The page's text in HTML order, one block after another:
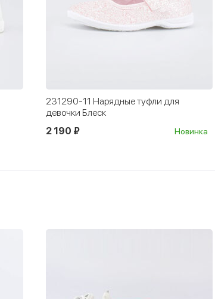
231290-11 Нарядные туфли для
девочки Блеск
2 190 ₽
Новинка